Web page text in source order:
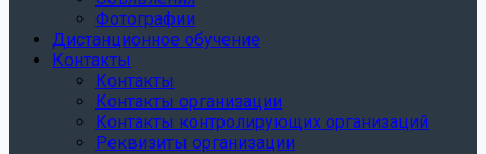
Фотографии
Дистанционное обучение
Контакты
Контакты
Контакты организации
Контакты контролирующих организаций
Реквизиты организации